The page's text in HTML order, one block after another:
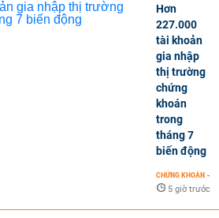
Hơn
227.000
tài khoản
gia nhập
thị trường
chứng
khoán
trong
tháng 7
biến động
CHỨNG KHOÁN -
5 giờ trước